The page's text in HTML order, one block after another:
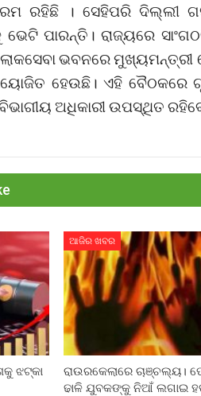
ରହିଛି । ସେହିପରି ଦିଲ୍ଲୀ
ପାରନ୍ତି। ରାଜ୍ୟରେ
ଭବନରେ ମୁଖ୍ୟମନ୍ତ୍ରୀ
ହେଉଛି। ଏହି
ଅଧିକାରୀ ଉପସ୍ଥିତ
ଝଟ୍‌କା
ଆଜିର ଖବର
ରାଉରକେଲାରେ ଚାଞ୍ଚଲ୍ୟ।
ଢାଳି ଯୁବକଙ୍କୁ ନିଆଁ ଲଗାଇ